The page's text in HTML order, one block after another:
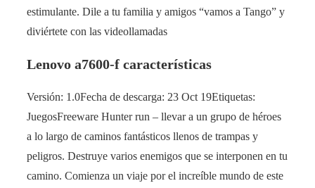
estimulante. Dile a tu familia y amigos “vamos a Tango” y
diviértete con las videollamadas
Lenovo a7600-f características
Versión: 1.0Fecha de descarga: 23 Oct 19Etiquetas:
JuegosFreeware Hunter run – llevar a un grupo de héroes
a lo largo de caminos fantásticos llenos de trampas y
peligros. Destruye varios enemigos que se interponen en tu
camino. Comienza un viaje por el increíble mundo de este